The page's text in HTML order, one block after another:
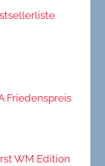
Friedenspreis
WM Edition